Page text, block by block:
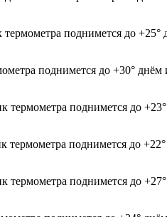
поднимется до
поднимется до +30°
термометра поднимется до
термометра поднимется до
термометра поднимется до